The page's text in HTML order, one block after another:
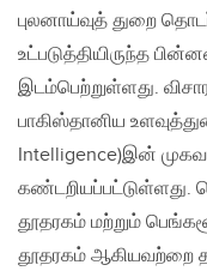
புலனாய்வுத் துறை
உட்படுத்தியிருந்த
இடம்பெற்றுள்ளது.
பாகிஸ்தானிய
Intelligence)இன்
தூதரகம் மற்றும்
தூதரகம் ஆகியவற்றை